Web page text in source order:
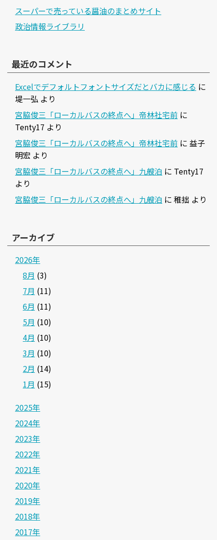
スーパーで売っている醤油のまとめサイト
政治情報ライブラリ
最近のコメント
Excelでデフォルトフォントサイズだとバカに感じる に
堤一弘 より
宮脇俊三「ローカルバスの終点へ」帝林社宅前 に
Tenty17 より
宮脇俊三「ローカルバスの終点へ」帝林社宅前 に 益子
明宏 より
宮脇俊三「ローカルバスの終点へ」九艘泊 に Tenty17
より
宮脇俊三「ローカルバスの終点へ」九艘泊 に 稚拙 より
アーカイブ
2026年
8月 (3)
7月 (11)
6月 (11)
5月 (10)
4月 (10)
3月 (10)
2月 (14)
1月 (15)
2025年
2024年
2023年
2022年
2021年
2020年
2019年
2018年
2017年